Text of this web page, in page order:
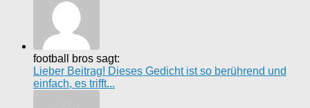
football bros sagt:
Lieber Beitrag! Dieses Gedicht ist so berührend und
einfach, es trifft...